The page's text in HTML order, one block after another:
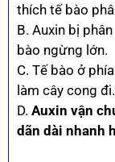
thích tế bào
B. Auxin bị
bào ngừng lớn.
C. Tế bào ở
làm cây cong đi.
D. Auxin vận
dãn dài nhanh